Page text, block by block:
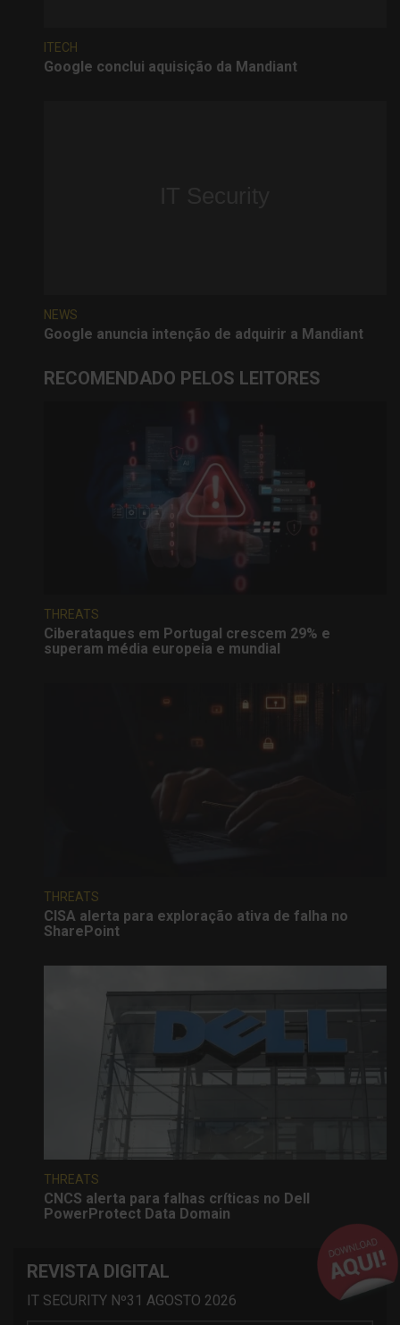
ITECH
Google conclui aquisição da Mandiant
NEWS
Google anuncia intenção de adquirir a Mandiant
RECOMENDADO PELOS LEITORES
THREATS
Ciberataques em Portugal crescem 29% e
superam média europeia e mundial
THREATS
CISA alerta para exploração ativa de falha no
SharePoint
THREATS
CNCS alerta para falhas críticas no Dell
PowerProtect Data Domain
REVISTA DIGITAL
IT SECURITY Nº31 AGOSTO 2026